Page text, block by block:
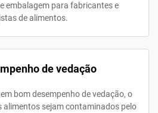
embalagem para fabricantes e
de alimentos.
de vedação
bom desempenho de vedação, o
alimentos sejam contaminados pelo